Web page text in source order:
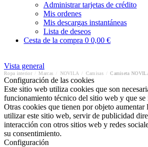
Administrar tarjetas de crédito
Mis ordenes
Mis descargas instantáneas
Lista de deseos
Cesta de la compra 0 0,00 €
Vista general
Ropa interior Marcas NOVILA Camisas Camiseta
Configuración de las cookies
Este sitio web utiliza cookies que son
funcionamiento técnico del sitio web y que se
Otras cookies que tienen por objeto aumentar
utilizar este sitio web, servir de publicidad
interacción con otros sitios web y redes
su consentimiento.
Configuración